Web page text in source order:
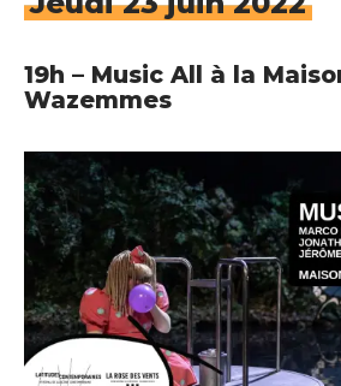
19h – Music All à la
Wazemmes